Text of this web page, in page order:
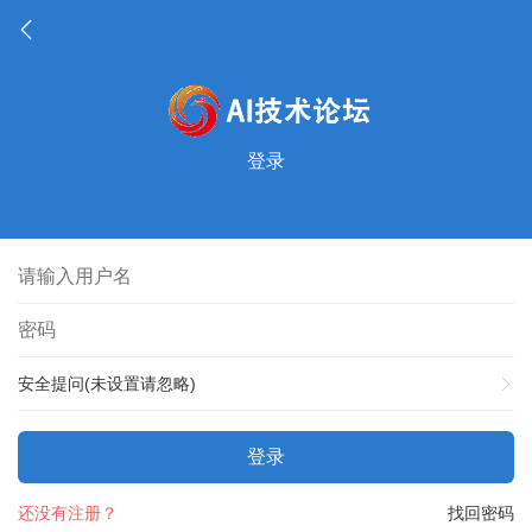
登录
安全提问(未设置请忽略)
登录
找回密码
还没有注册？